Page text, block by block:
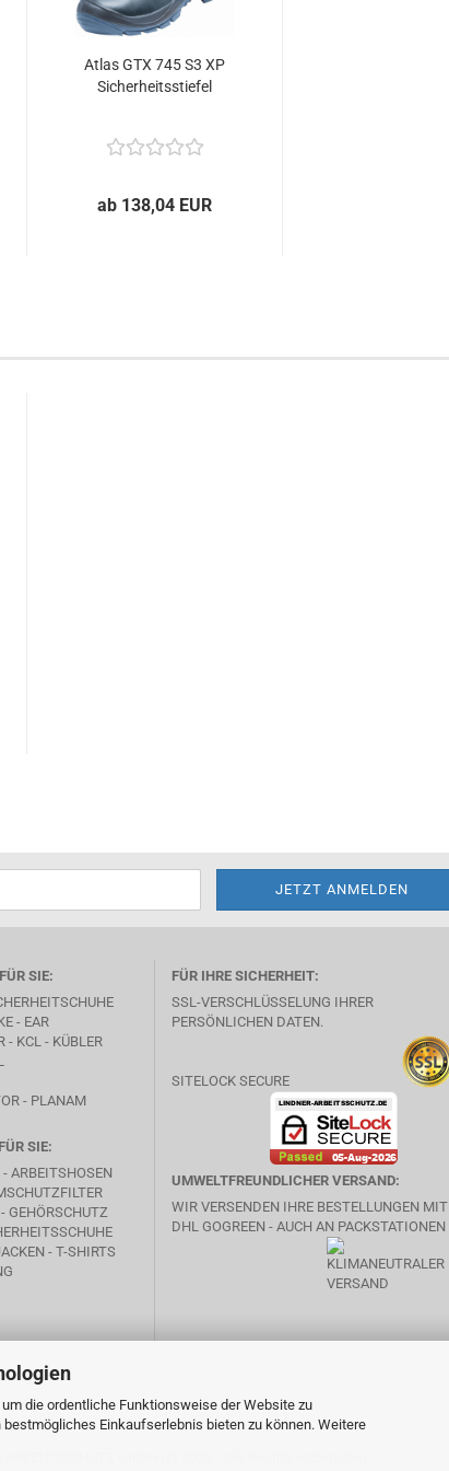
die ordentliche Funktionsweise der Website zu
Einkaufserlebnis bieten zu können. Weitere
Atlas GTX 745 S3 XP
Sicherheitsstiefel
ab 138,04 EUR
SIE:
- EAR
- KCL - KÜBLER
- PLANAM
SIE:
ARBEITSHOSEN
GEHÖRSCHUTZ
- T-SHIRTS
FÜR IHRE SICHERHEIT:
SSL-VERSCHLÜSSELUNG IHRER
PERSÖNLICHEN DATEN.
SITELOCK SECURE
UMWELTFREUNDLICHER VERSAND:
WIR VERSENDEN IHRE BESTELLUNGEN MIT
DHL GOGREEN - AUCH AN PACKSTATIONEN